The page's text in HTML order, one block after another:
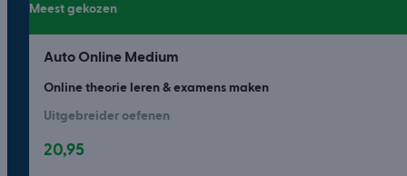
Meest gekozen
Auto Online Medium
Online theorie leren & examens maken
Uitgebreider oefenen
20,95